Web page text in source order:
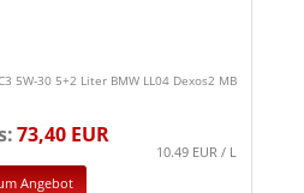
5W-30 5+2 Liter BMW LL04 Dexos2 MB
73,40 EUR
10.49 EUR / L
Angebot